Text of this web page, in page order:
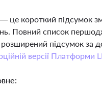
це короткий підсумок
Повний список
підсумок за
версії Платформи